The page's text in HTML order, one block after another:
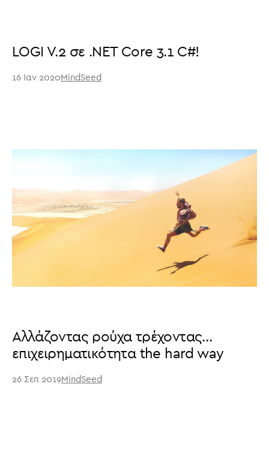
LOGI V.2 σε .NET Core 3.1 C#!
16 Ιαν 2020 MindSeed
Αλλάζοντας ρούχα τρέχοντας…
επιχειρηματικότητα the hard way
26 Σεπ 2019MindSeed